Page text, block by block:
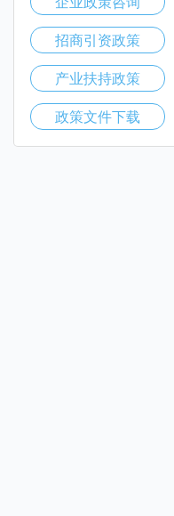
招商引资政策
产业扶持政策
政策文件下载